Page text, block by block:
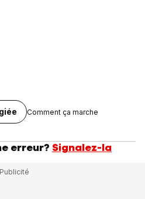
Comment ça marche
erreur? Signalez-la